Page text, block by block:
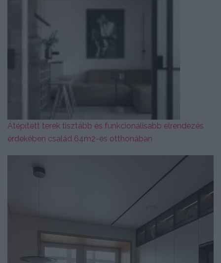
Átépített terek tisztább és funkcionálisabb elrendezés
érdekében család 64m2-es otthonában